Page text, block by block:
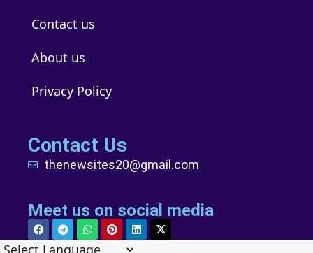
Contact us
About us
Privacy Policy
Contact Us
thenewsites20@gmail.com
Meet us on social media